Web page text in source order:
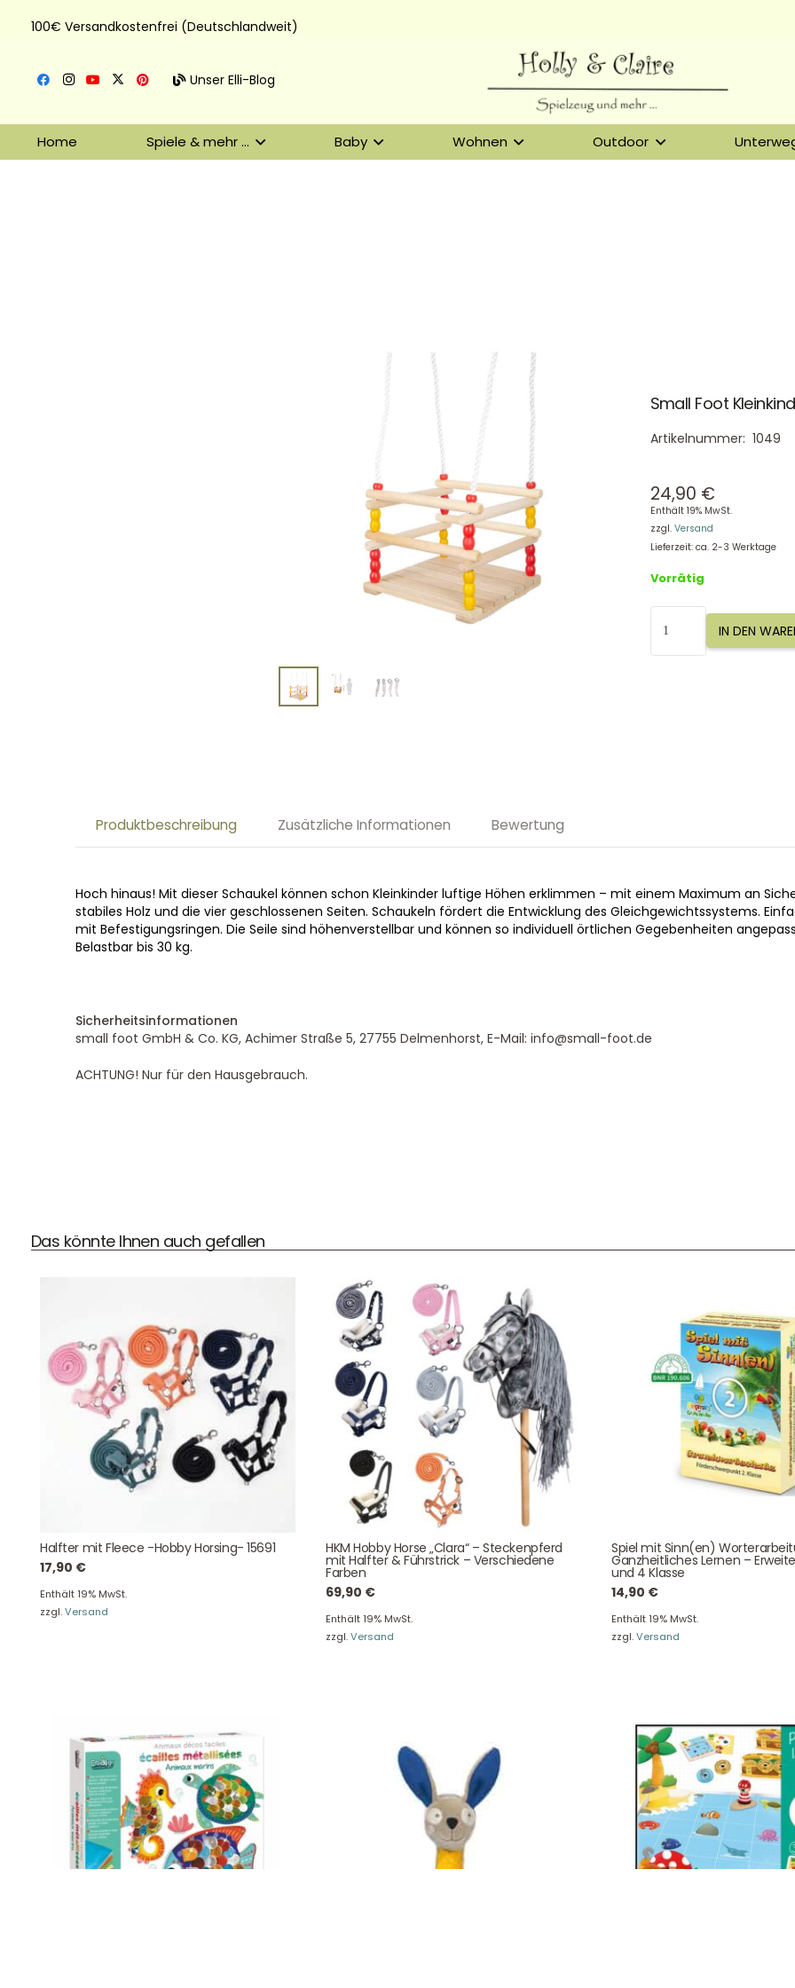
100€ Versandkostenfrei (Deutschlandweit)
Unser Elli-Blog
Home Spiele & mehr … Baby Wohnen Outdoor
Small Foot
Artikelnummer: 1049
24,90 €
Enthält 19% MwSt.
zzgl. Versand
Lieferzeit: ca. 2-3 Werktage
Vorrätig
Small
Foot
Kleinkindschaukel
IN DEN
Produktbeschreibung Zusätzliche Informationen Bewertung
Hoch hinaus! Mit dieser Schaukel können schon Kleinkinder luftige Höhen erklimmen – mit einem Maximum an
stabiles Holz und die vier geschlossenen Seiten. Schaukeln fördert die Entwicklung des Gleichgewichtssystems.
mit Befestigungsringen. Die Seile sind höhenverstellbar und können so individuell örtlichen Gegebenheiten
Belastbar bis 30 kg.
Sicherheitsinformationen
small foot GmbH & Co. KG, Achimer Straße 5, 27755 Delmenhorst, E-Mail: info@small-foot.de
ACHTUNG! Nur für den Hausgebrauch.
Das könnte Ihnen auch gefallen
Halfter mit Fleece -Hobby Horsing- 15691
17,90 €
Enthält 19% MwSt.
zzgl.Versand
HKM Hobby Horse „Clara“ – Steckenpferd
mit Halfter & Führstrick – Verschiedene
Farben
69,90 €
Enthält 19% MwSt.
zzgl.Versand
Spiel mit Sinn(en)
Ganzheitliches Lernen –
und 4 Klasse
14,90 €
Enthält 19% MwSt.
zzgl.Versand
DHL Versand Service & Beratung
Mailund telefonisch für Sie erreichbar.
Kauf auch bei uns in Haan direkt abholen.
Kontaktdaten
42781 Haan
E-Mail: info@hollyclaire.de
Unser Service
Über uns
Unser Blog
Unsere Rückgaberichtlinien
Verträge hier widerrufen
News & Infos
Newsletter
Info
Datenschutz Impressum AGB
© Holly & Claire GmbH ® Spielzeug in HaanDesign by Zeitansicht®